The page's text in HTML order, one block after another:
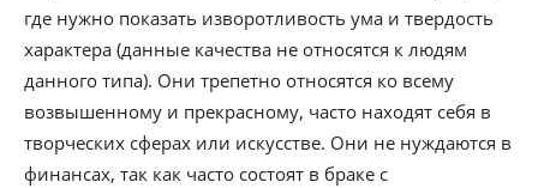
где нужно показать изворотливость ума и твердость
характера (данные качества не относятся к людям
данного типа). Они трепетно относятся ко всему
возвышенному и прекрасному, часто находят себя в
творческих сферах или искусстве. Они не нуждаются в
финансах, так как часто состоят в браке с